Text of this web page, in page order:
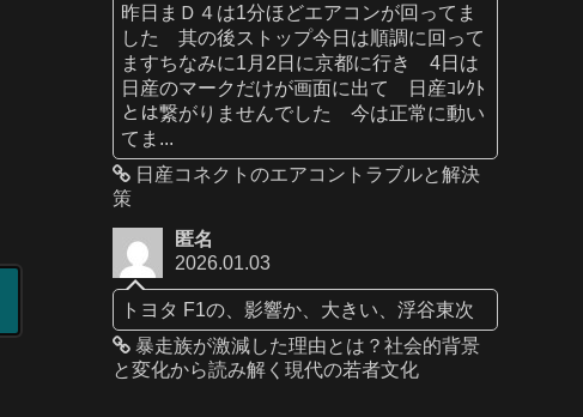
昨日まＤ４は1分ほどエアコンが回ってま
した 其の後ストップ今日は順調に回って
ますちなみに1月2日に京都に行き 4日は
日産のマークだけが画面に出て 日産ｺﾚｸﾄ
とは繋がりませんでした 今は正常に動い
てま...
日産コネクトのエアコントラブルと解決
策
匿名
2026.01.03
トヨタ F1の、影響か、大きい、浮谷東次
暴走族が激減した理由とは？社会的背景
と変化から読み解く現代の若者文化